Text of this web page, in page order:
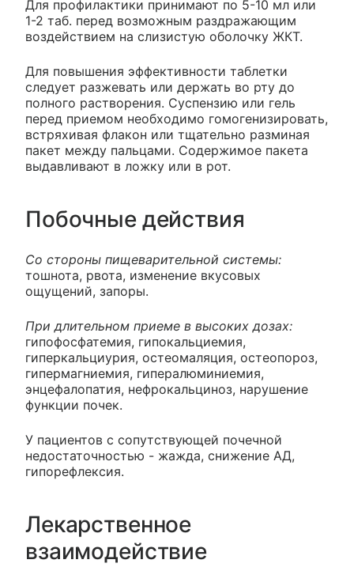
Для профилактики принимают по 5-10 мл или
1-2 таб. перед возможным раздражающим
воздействием на слизистую оболочку ЖКТ.
Для повышения эффективности таблетки
следует разжевать или держать во рту до
полного растворения. Суспензию или гель
перед приемом необходимо гомогенизировать,
встряхивая флакон или тщательно разминая
пакет между пальцами. Содержимое пакета
выдавливают в ложку или в рот.
Побочные действия
Со стороны пищеварительной системы:
тошнота, рвота, изменение вкусовых
ощущений, запоры.
При длительном приеме в высоких дозах:
гипофосфатемия, гипокальциемия,
гиперкальциурия, остеомаляция, остеопороз,
гипермагниемия, гипералюминиемия,
энцефалопатия, нефрокальциноз, нарушение
функции почек.
У пациентов с сопутствующей почечной
недостаточностью - жажда, снижение АД,
гипорефлексия.
Лекарственное
взаимодействие